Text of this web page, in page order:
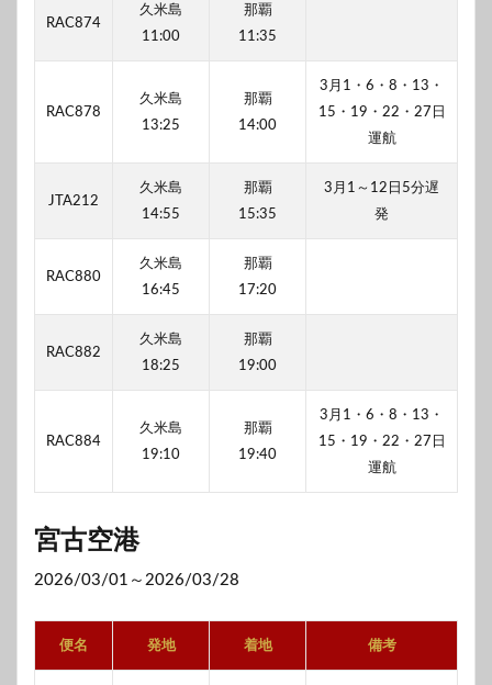
RAC874
久米島
11:00
那覇
11:35
RAC878
久米島
13:25
那覇
14:00
3月1・6・8・13・
15・19・22・27日
運航
JTA212
久米島
14:55
那覇
15:35
3月1～12日5分遅
発
RAC880
久米島
16:45
那覇
17:20
RAC882
久米島
18:25
那覇
19:00
RAC884
久米島
19:10
那覇
19:40
3月1・6・8・13・
15・19・22・27日
運航
宮古空港
2026/03/01～2026/03/28
便名 発地 着地 備考